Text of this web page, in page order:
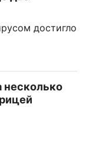
достигло
несколько